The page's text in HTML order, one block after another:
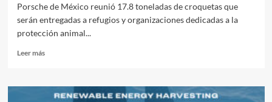
Porsche de México reunió 17.8 toneladas de croquetas que
serán entregadas a refugios y organizaciones dedicadas a la
protección animal...
Leer másLeer
Porsche
recauda